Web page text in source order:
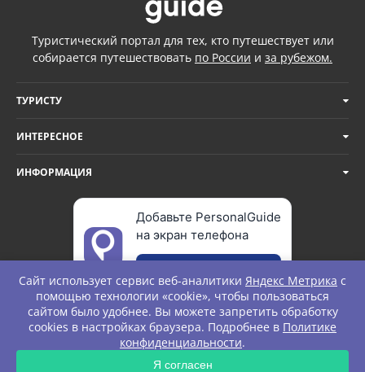
Туристический портал для тех, кто путешествует или
собирается путешествовать по России и за рубежом.
ТУРИСТУ
ИНТЕРЕСНОЕ
ИНФОРМАЦИЯ
Добавьте PersonalGuide
на экран телефона
© Personal Guide. All rights Reserved.
Сайт использует сервис веб-аналитики Яндекс Метрика с
помощью технологии «cookie», чтобы пользоваться
сайтом было удобнее. Вы можете запретить обработку
cookies в настройках браузера. Подробнее в Политике
конфиденциальности.
Я согласен
ЗАПРОС